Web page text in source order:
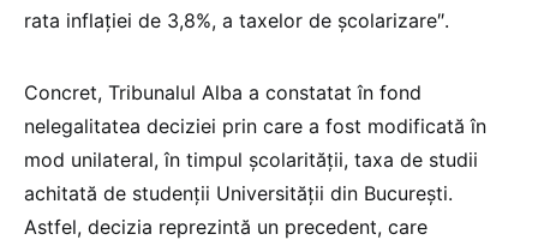
rata inflaţiei de 3,8%, a taxelor de şcolarizare″.
Concret, Tribunalul Alba a constatat în fond
nelegalitatea deciziei prin care a fost modificată în
mod unilateral, în timpul școlarității, taxa de studii
achitată de studenții Universității din București.
Astfel, decizia reprezintă un precedent, care